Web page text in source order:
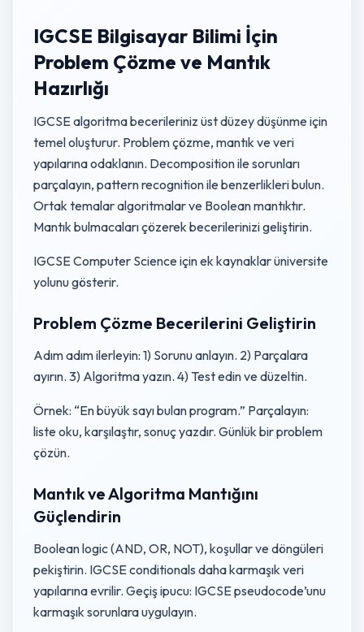
IGCSE Bilgisayar Bilimi İçin
Problem Çözme ve Mantık
Hazırlığı
IGCSE algoritma becerileriniz üst düzey düşünme için
temel oluşturur. Problem çözme, mantık ve veri
yapılarına odaklanın. Decomposition ile sorunları
parçalayın, pattern recognition ile benzerlikleri bulun.
Ortak temalar algoritmalar ve Boolean mantıktır.
Mantık bulmacaları çözerek becerilerinizi geliştirin.
IGCSE Computer Science için ek kaynaklar üniversite
yolunu gösterir.
Problem Çözme Becerilerini Geliştirin
Adım adım ilerleyin: 1) Sorunu anlayın. 2) Parçalara
ayırın. 3) Algoritma yazın. 4) Test edin ve düzeltin.
Örnek: “En büyük sayı bulan program.” Parçalayın:
liste oku, karşılaştır, sonuç yazdır. Günlük bir problem
çözün.
Mantık ve Algoritma Mantığını
Güçlendirin
Boolean logic (AND, OR, NOT), koşullar ve döngüleri
pekiştirin. IGCSE conditionals daha karmaşık veri
yapılarına evrilir. Geçiş ipucu: IGCSE pseudocode’unu
karmaşık sorunlara uygulayın.